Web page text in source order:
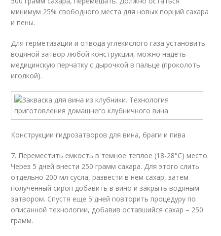
минимум 25% свободного места для новых порций сахара
и пены.
Для герметизации и отвода углекислого газа установить
водяной затвор любой конструкции, можно надеть
медицинскую перчатку с дырочкой в пальце (проколоть
иголкой).
Конструкции гидрозатворов для вина, браги и пива
7. Переместить емкость в темное теплое (18-28°C) место.
Через 5 дней внести 250 грамм сахара. Для этого слить
отдельно 200 мл сусла, развести в нем сахар, затем
полученный сироп добавить в вино и закрыть водяным
затвором. Спустя еще 5 дней повторить процедуру по
описанной технологии, добавив оставшийся сахар – 250
грамм.